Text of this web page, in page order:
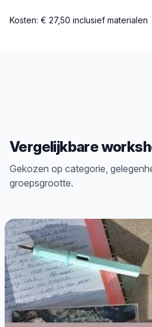
Kosten: € 27,50 inclusief materialen
Vergelijkbare
Gekozen op categorie,
groepsgrootte.